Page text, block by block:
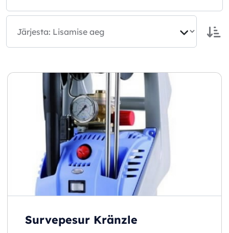
Survepesur Kränzle